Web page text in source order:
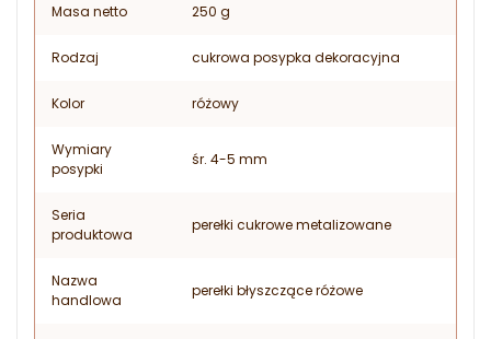
Masa netto 250 g
Rodzaj cukrowa posypka dekoracyjna
Kolor różowy
Wymiary
posypki
śr. 4-5 mm
Seria
produktowa
perełki cukrowe metalizowane
Nazwa
handlowa
perełki błyszczące różowe